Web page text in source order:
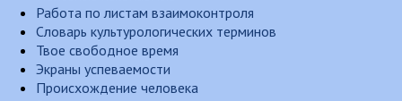
Работа по листам взаимоконтроля
Словарь культурологических терминов
Твое свободное время
Экраны успеваемости
Происхождение человека